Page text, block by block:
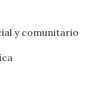
y comunitario